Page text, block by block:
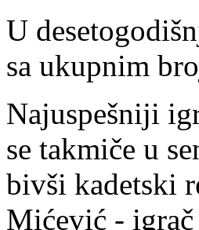
U
sa ukupnim
Najuspešniji
se takmiče u
bivši kadetski
Mićević -